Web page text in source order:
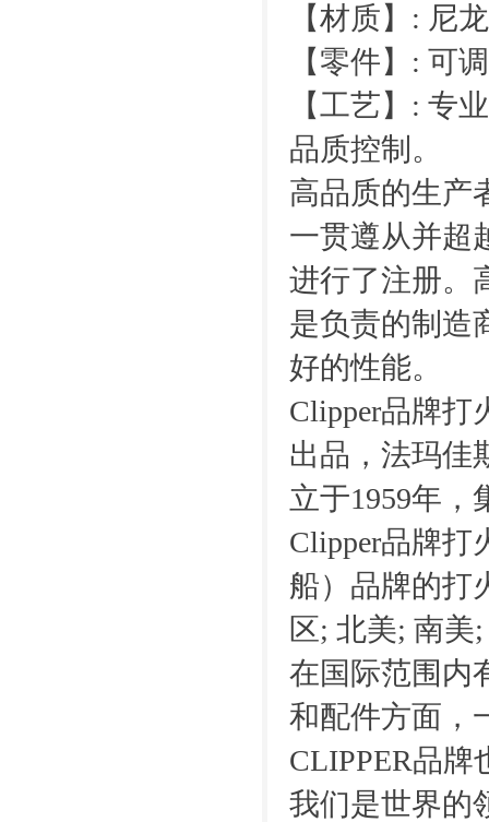
【材质】: 尼
【零件】: 可
【工艺】: 专
品质控制。
高品质的生产
一贯遵从并超
进行了注册。
是负责的制造
好的性能。
Clipper品牌打
出品，法玛佳
立于1959年
Clipper品牌打
船）品牌的打
区; 北美; 南美
在国际范围内
和配件方面，
CLIPPER品
我们是世界的